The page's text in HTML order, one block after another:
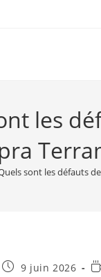
les
sont les défauts
Publication
9 juin 2026